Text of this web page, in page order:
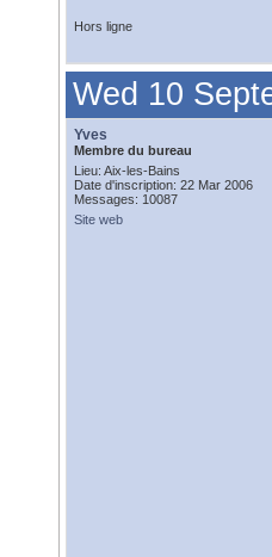
Hors ligne
Wed 10
Yves
Membre du bureau
Lieu: Aix-les-Bains
Date d'inscription: 22 Mar 2006
Messages: 10087
Site web